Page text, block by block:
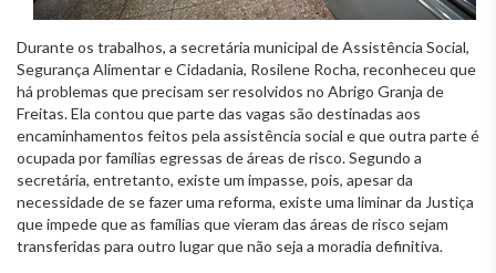
Durante os trabalhos, a secretária municipal de Assistência Social,
Segurança Alimentar e Cidadania, Rosilene Rocha, reconheceu que
há problemas que precisam ser resolvidos no Abrigo Granja de
Freitas. Ela contou que parte das vagas são destinadas aos
encaminhamentos feitos pela assistência social e que outra parte é
ocupada por famílias egressas de áreas de risco. Segundo a
secretária, entretanto, existe um impasse, pois, apesar da
necessidade de se fazer uma reforma, existe uma liminar da Justiça
que impede que as famílias que vieram das áreas de risco sejam
transferidas para outro lugar que não seja a moradia definitiva.